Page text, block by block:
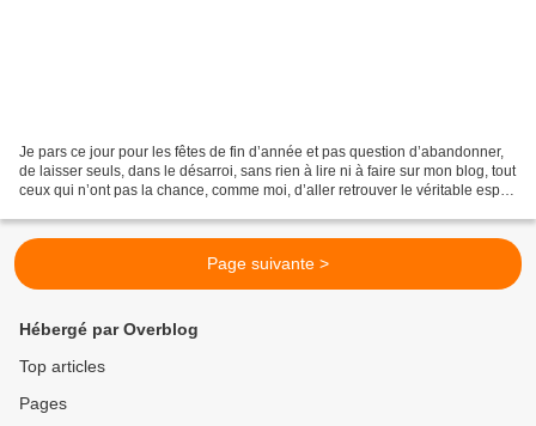
Je pars ce jour pour les fêtes de fin d’année et pas question d’abandonner,
de laisser seuls, dans le désarroi, sans rien à lire ni à faire sur mon blog, tout
ceux qui n’ont pas la chance, comme moi, d’aller retrouver le véritable esprit
Page suivante >
Hébergé par Overblog
Top articles
Pages